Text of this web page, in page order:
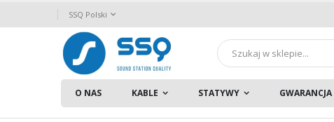
Przejdź
do
treści
Język
SSQ Polski
Szukaj
O NAS KABLE STATYWY GWARANCJA